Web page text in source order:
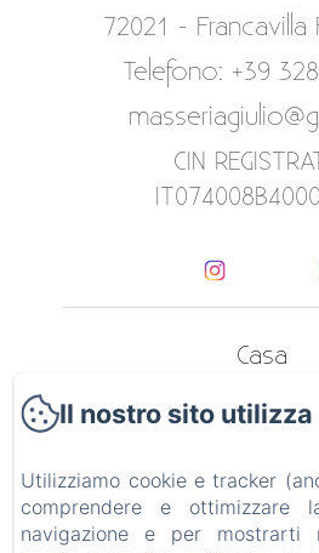
72021 - Francavilla
Telefono: +39
CIN
Casa
Contatto
Informativa
Il nostro sito
Utilizziamo cookie e tracker
comprendere e ottimizzare
navigazione e per mostrarti